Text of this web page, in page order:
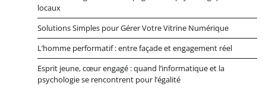
locaux
Solutions Simples pour Gérer Votre Vitrine Numérique
L’homme performatif : entre façade et engagement réel
Esprit jeune, cœur engagé : quand l’informatique et la
psychologie se rencontrent pour l’égalité